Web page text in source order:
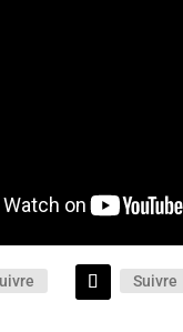
Suivre